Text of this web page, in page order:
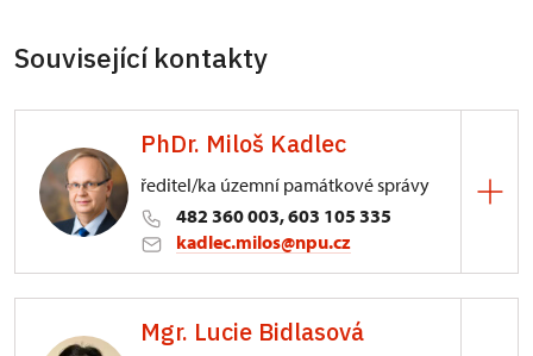
Související kontakty
PhDr. Miloš Kadlec
ředitel/ka územní památkové správy
482 360 003, 603 105 335
kadlec.milos@npu.cz
3/, Sychrov 3
Mgr. Lucie Bidlasová